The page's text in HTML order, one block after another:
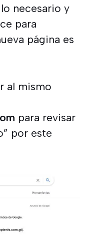
necesario y
para
página es
al mismo
para revisar
por este